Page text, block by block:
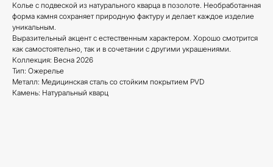
Колье с подвеской из натурального кварца в позолоте. Необработанная
форма камня сохраняет природную фактуру и делает каждое изделие
уникальным.
Выразительный акцент с естественным характером. Хорошо смотрится
как самостоятельно, так и в сочетании с другими украшениями.
Коллекция: Весна 2026
Тип: Ожерелье
Металл: Медицинская сталь со стойким покрытием PVD
Камень: Натуральный кварц